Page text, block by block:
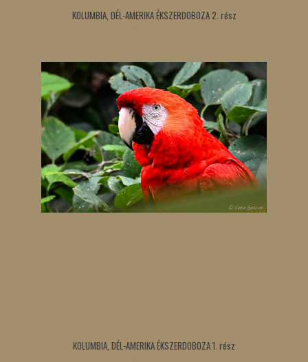
KOLUMBIA, DÉL-AMERIKA ÉKSZERDOBOZA 2. rész
KOLUMBIA, DÉL-AMERIKA ÉKSZERDOBOZA 1. rész